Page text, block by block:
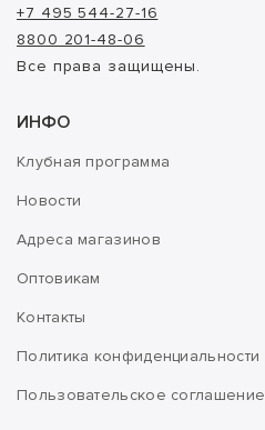
+7 495 544-27-16
8800 201-48-06
Все права защищены.
ИНФО
Клубная программа
Новости
Адреса магазинов
Оптовикам
Контакты
Политика конфиденциальности
Пользовательское соглашение